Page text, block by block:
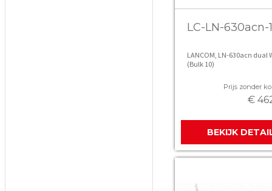
LC-LN-630acn-
LANCOM, LN-630acn dual
(Bulk 10)
Prijs zonder
€
BEKIJK